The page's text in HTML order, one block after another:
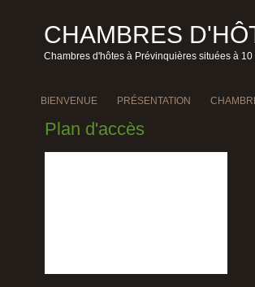
CHAMBRES
Chambres d'hôtes à Prévinquières situées à
BIENVENUE PRÉSENTATION
Plan d'accès